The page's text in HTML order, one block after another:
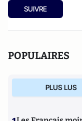
SUIVRE
POPULAIRES
PLUS LUS